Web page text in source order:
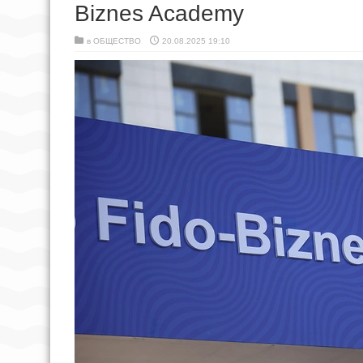
Biznes Academy
в ОБЩЕСТВО 20.08.2025 19:10